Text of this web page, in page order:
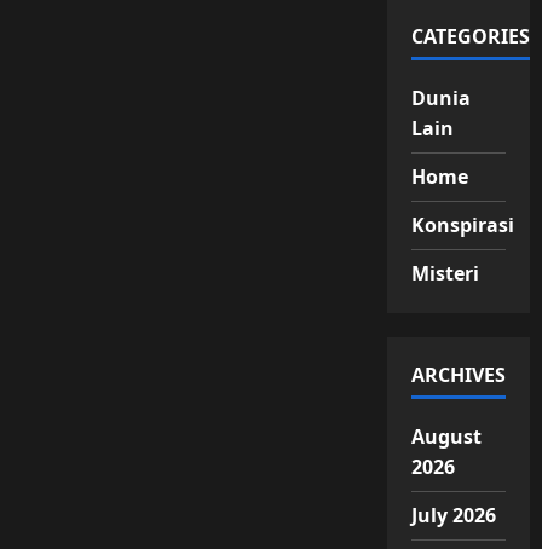
CATEGORIES
Dunia
Lain
Home
Konspirasi
Misteri
ARCHIVES
August
2026
July 2026